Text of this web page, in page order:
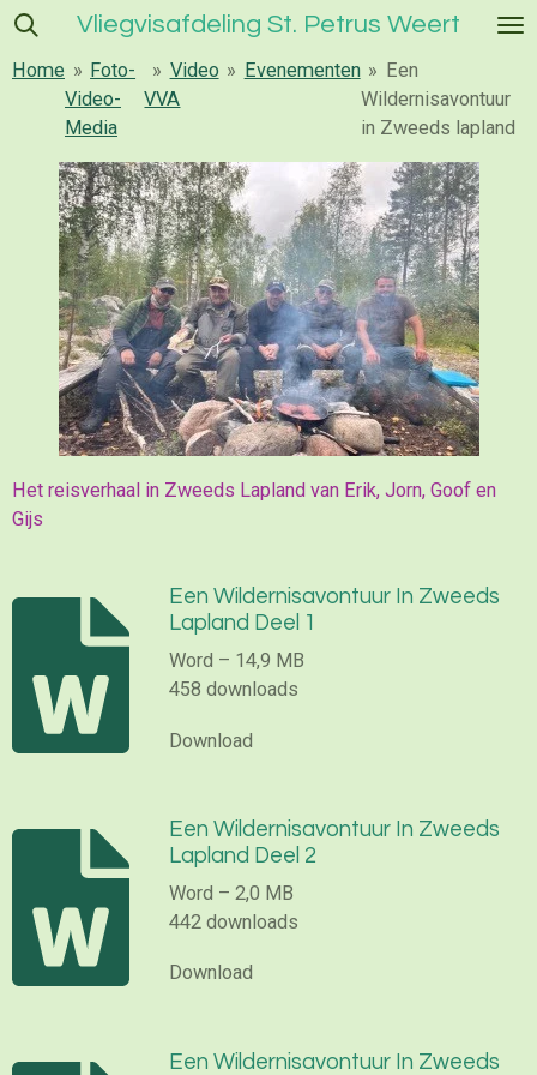
Ga
naar
hoofdinhoud
Vliegvisafdeling St. Petrus Weert
Home » Foto-
Video-
Media
» Video
VVA
» Evenementen » Een
Wildernisavontuur
in Zweeds lapland
Het reisverhaal in Zweeds Lapland van Erik, Jorn, Goof en
Gijs
Een Wildernisavontuur In Zweeds
Lapland Deel 1
Word – 14,9 MB
458 downloads
Download
Een Wildernisavontuur In Zweeds
Lapland Deel 2
Word – 2,0 MB
442 downloads
Download
Een Wildernisavontuur In Zweeds